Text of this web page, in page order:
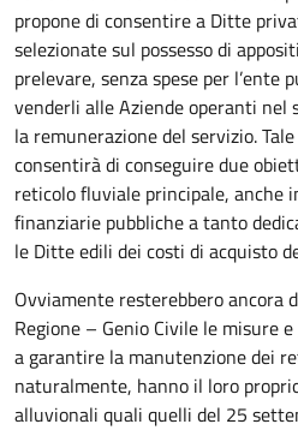
propone di consentire a Ditte
selezionate sul possesso di
prelevare, senza spese per
venderli alle Aziende operanti nel
la remunerazione del servizio.
consentirà di conseguire due
reticolo fluviale principale, anche
finanziarie pubbliche a tanto
le Ditte edili dei costi di acquisto
Ovviamente resterebbero ancora
Regione – Genio Civile le misure
a garantire la manutenzione dei
naturalmente, hanno il loro
alluvionali quali quelli del 25